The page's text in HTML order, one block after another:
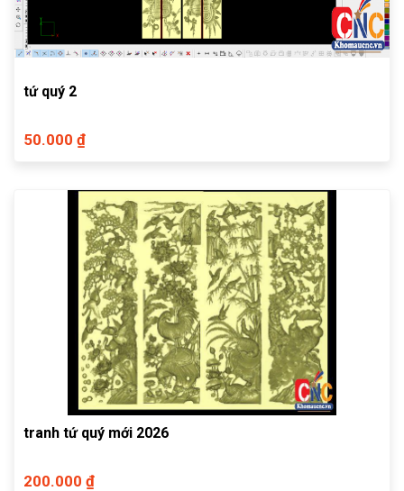
tứ quý 2
50.000 ₫
tranh tứ quý mới 2026
200.000 ₫